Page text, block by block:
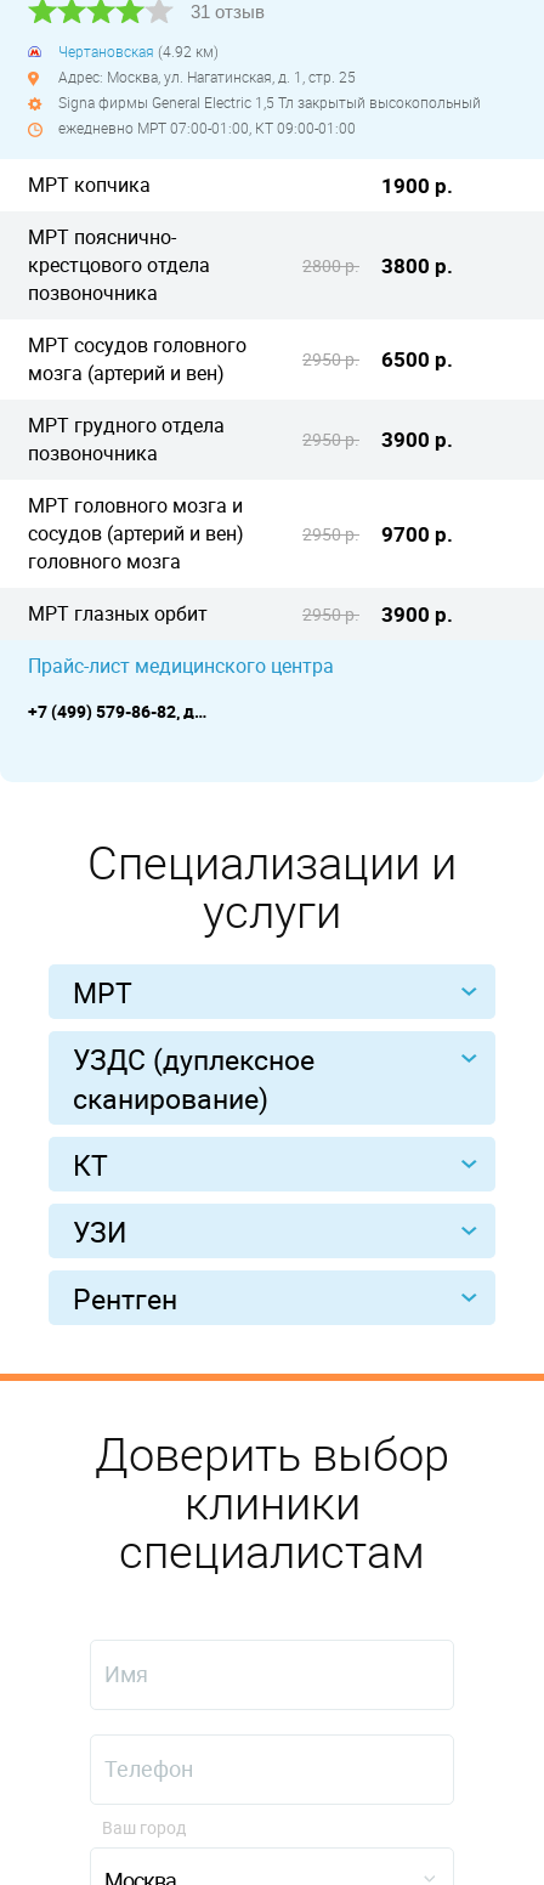
31 отзыв
Чертановская (4.92 км)
Адрес: Москва, ул. Нагатинская, д. 1, стр. 25
Signa фирмы General Electric 1,5 Тл закрытый высокопольный
ежедневно МРТ 07:00-01:00, КТ 09:00-01:00
МРТ копчика 1900 р.
МРТ пояснично-
крестцового отдела
позвоночника
2800 р. 3800 р.
МРТ сосудов головного
мозга (артерий и вен)
2950 р. 6500 р.
МРТ грудного отдела
позвоночника
2950 р. 3900 р.
МРТ головного мозга и
сосудов (артерий и вен)
головного мозга
2950 р. 9700 р.
МРТ глазных орбит 2950 р. 3900 р.
Прайс-лист медицинского центра
+7 (499) 579-86-82, доп. номер +7 (495) 221-04-18
Специализации и
услуги
МРТ
УЗДС (дуплексное
сканирование)
КТ
УЗИ
Рентген
Доверить выбор
клиники
специалистам
Ваш город